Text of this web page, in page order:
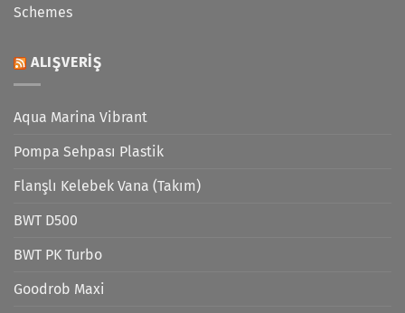
Schemes
ALIŞVERIŞ
Aqua Marina Vibrant
Pompa Sehpası Plastik
Flanşlı Kelebek Vana (Takım)
BWT D500
BWT PK Turbo
Goodrob Maxi